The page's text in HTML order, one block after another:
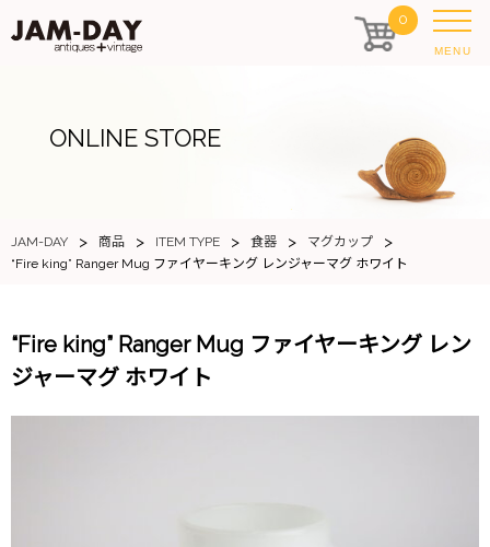
0
MENU
ONLINE STORE
JAM-DAY > 商品 > ITEM TYPE > 食器 > マグカップ >
“Fire king” Ranger Mug ファイヤーキング レンジャーマグ ホワイト
“Fire king” Ranger Mug ファイヤーキング レン
ジャーマグ ホワイト